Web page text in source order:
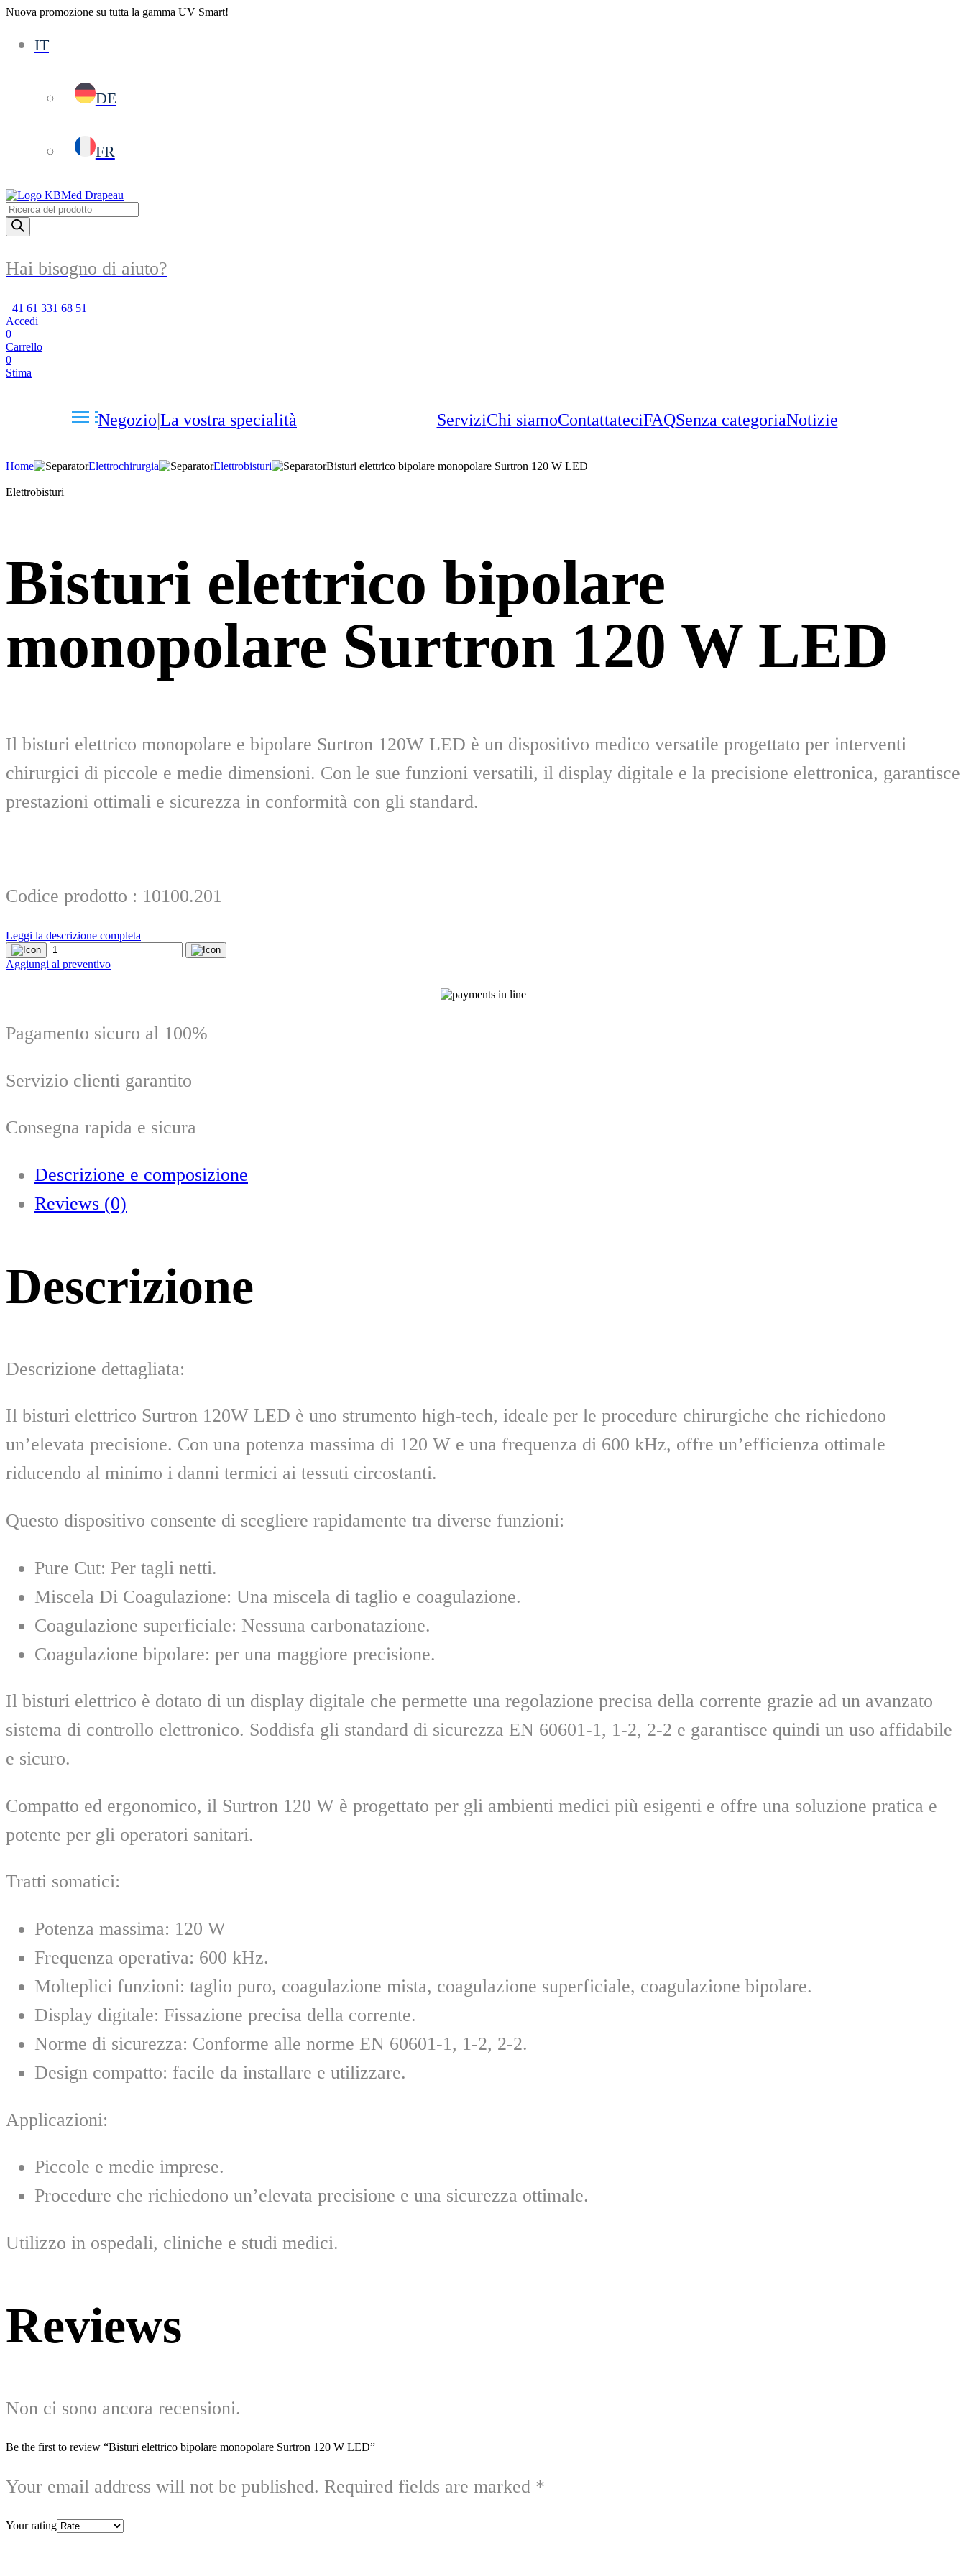
Nuova promozione su tutta la gamma UV Smart!
IT
DE
FR
Products
search
Hai bisogno di aiuto?
+41 61 331 68 51
Accedi
0
Carrello
0
Stima
Negozio La vostra specialità ServiziChi siamoContattateciFAQSenza categoriaNotizie
Home Elettrochirurgia Elettrobisturi Bisturi elettrico bipolare monopolare Surtron 120 W LED
Elettrobisturi
Bisturi elettrico bipolare
monopolare Surtron 120 W LED
Il bisturi elettrico monopolare e bipolare Surtron 120W LED è un dispositivo medico versatile progettato per interventi
chirurgici di piccole e medie dimensioni. Con le sue funzioni versatili, il display digitale e la precisione elettronica, garantisce
prestazioni ottimali e sicurezza in conformità con gli standard.
Codice prodotto : 10100.201
Leggi la descrizione completa
Bisturi
elettrico
bipolare
W
LED
Aggiungi al preventivo
Pagamento sicuro al 100%
Servizio clienti garantito
Consegna rapida e sicura
Descrizione e composizione
Reviews (0)
Descrizione
Descrizione dettagliata:
Il bisturi elettrico Surtron 120W LED è uno strumento high-tech, ideale per le procedure chirurgiche che richiedono
un’elevata precisione. Con una potenza massima di 120 W e una frequenza di 600 kHz, offre un’efficienza ottimale
riducendo al minimo i danni termici ai tessuti circostanti.
Questo dispositivo consente di scegliere rapidamente tra diverse funzioni:
Pure Cut: Per tagli netti.
Miscela Di Coagulazione: Una miscela di taglio e coagulazione.
Coagulazione superficiale: Nessuna carbonatazione.
Coagulazione bipolare: per una maggiore precisione.
Il bisturi elettrico è dotato di un display digitale che permette una regolazione precisa della corrente grazie ad un avanzato
sistema di controllo elettronico. Soddisfa gli standard di sicurezza EN 60601-1, 1-2, 2-2 e garantisce quindi un uso affidabile
e sicuro.
Compatto ed ergonomico, il Surtron 120 W è progettato per gli ambienti medici più esigenti e offre una soluzione pratica e
potente per gli operatori sanitari.
Tratti somatici:
Potenza massima: 120 W
Frequenza operativa: 600 kHz.
Molteplici funzioni: taglio puro, coagulazione mista, coagulazione superficiale, coagulazione bipolare.
Display digitale: Fissazione precisa della corrente.
Norme di sicurezza: Conforme alle norme EN 60601-1, 1-2, 2-2.
Design compatto: facile da installare e utilizzare.
Applicazioni:
Piccole e medie imprese.
Procedure che richiedono un’elevata precisione e una sicurezza ottimale.
Utilizzo in ospedali, cliniche e studi medici.
Reviews
Non ci sono ancora recensioni.
Be the first to review “Bisturi elettrico bipolare monopolare Surtron 120 W LED”
Your email address will not be published. Required fields are marked *
Your rating